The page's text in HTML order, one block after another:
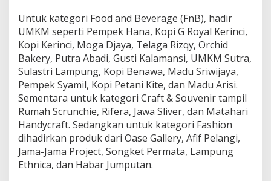
a
i
k
K
e
l
a
s
d
a
n
G
o
G
Untuk kategori Food and Beverage (FnB), hadir
UMKM seperti Pempek Hana, Kopi G Royal Kerinci,
Kopi Kerinci, Moga Djaya, Telaga Rizqy, Orchid
Bakery, Putra Abadi, Gusti Kalamansi, UMKM Sutra,
Sulastri Lampung, Kopi Benawa, Madu Sriwijaya,
Pempek Syamil, Kopi Petani Kite, dan Madu Arisi.
Sementara untuk kategori Craft & Souvenir tampil
Rumah Scrunchie, Rifera, Jawa Sliver, dan Matahari
Handycraft. Sedangkan untuk kategori Fashion
dihadirkan produk dari Oase Gallery, Afif Pelangi,
Jama-Jama Project, Songket Permata, Lampung
Ethnica, dan Habar Jumputan.